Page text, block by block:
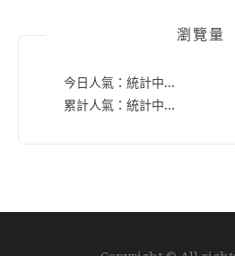
瀏覽量
今日人氣： 統計中...
累計人氣： 統計中...